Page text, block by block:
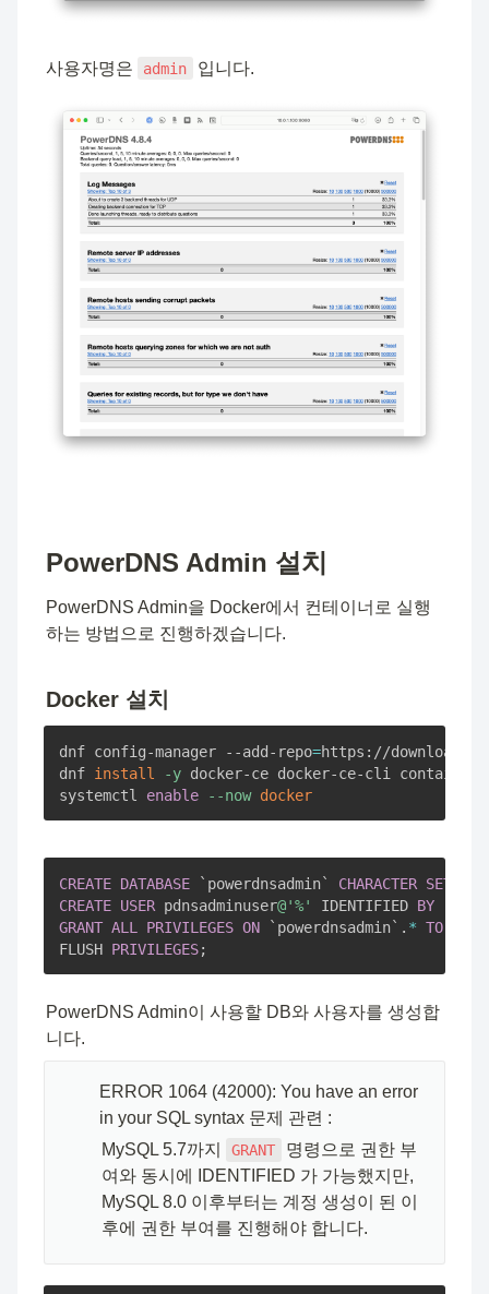
사용자명은 admin 입니다.
PowerDNS Admin 설치
PowerDNS Admin을 Docker에서 컨테이너로 실행
하는 방법으로 진행하겠습니다.
Docker 설치
dnf config-manager --add-repo=https://
dnf install -y docker-ce docker-ce-cli
systemctl enable --now docker
CREATE DATABASE ` powerdnsadmin` CHARACTER SET
CREATE USER pdnsadminuser@'%' IDENTIFIED BY
GRANT ALL PRIVILEGES ON ` powerdnsadmin` . * TO
FLUSH PRIVILEGES;
PowerDNS Admin이 사용할 DB와 사용자를 생성합
니다.
ERROR 1064 (42000): You have an error
in your SQL syntax 문제 관련 :
MySQL 5.7까지
GRANT
명령으로 권한 부
여와 동시에 IDENTIFIED 가 가능했지만,
MySQL 8.0 이후부터는 계정 생성이 된 이
후에 권한 부여를 진행해야 합니다.